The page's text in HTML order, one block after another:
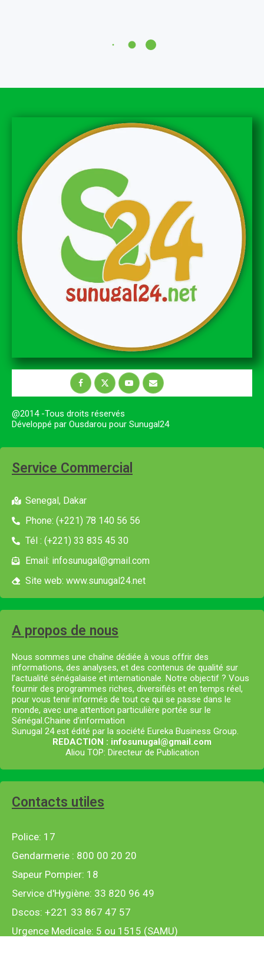
@2014 -Tous droits réservés
Développé par Ousdarou pour Sunugal24
Service Commercial
Senegal, Dakar
Phone: (+221) 78 140 56 56
Tél : (+221) 33 835 45 30
Email: infosunugal@gmail.com
Site web: www.sunugal24.net
A propos de nous
Nous sommes une chaîne dédiée à vous offrir des
informations, des analyses, et des contenus de qualité sur
l’actualité sénégalaise et internationale. Notre objectif ? Vous
fournir des programmes riches, diversifiés et en temps réel,
pour vous tenir informés de tout ce qui se passe dans le
monde, avec une attention particulière portée sur le
Sénégal.Chaine d’information
Sunugal 24 est édité par la société Eureka Business Group.
REDACTION : infosunugal@gmail.com
Aliou TOP: Directeur de Publication
Contacts utiles
Police: 17
Gendarmerie : 800 00 20 20
Sapeur Pompier: 18
Service d'Hygiène: 33 820 96 49
Dscos: +221 33 867 47 57
Urgence Medicale: 5 ou 1515 (SAMU)